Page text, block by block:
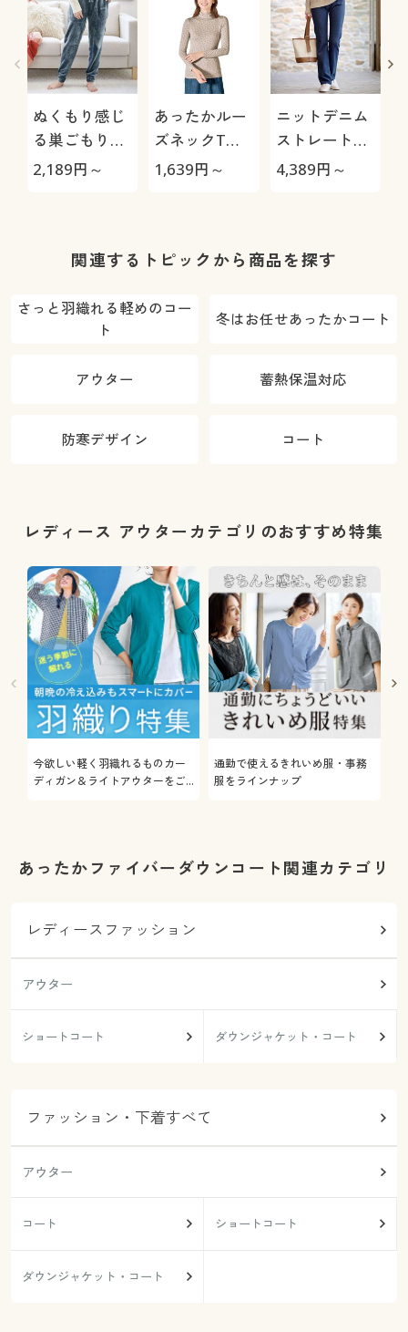
ぬくもり感じ
る巣ごもりル
ームパンツ(両
2,189円～
あったかルー
ズネックTシ
ャツ(スマート
速乾)
1,639円～
ニットデニム
ストレートパ
ンツ(スマート
わらか・選べ
OK・1年中は
4,389円～
関連するトピックから商品を探す
さっと羽織れる軽めのコー
ト
冬はお任せあったかコート
アウター 蓄熱保温対応
防寒デザイン コート
レディース アウターカテゴリのおすすめ特集
今欲しい軽く羽織れるものカー
ディガン＆ライトアウターをご
通勤で使えるきれいめ服・事務
服をラインナップ
あったかファイバーダウンコート関連カテゴリ
レディースファッション
アウター
ショートコート ダウンジャケット・コート
ファッション・下着すべて
アウター
コート ショートコート
ダウンジャケット・コート